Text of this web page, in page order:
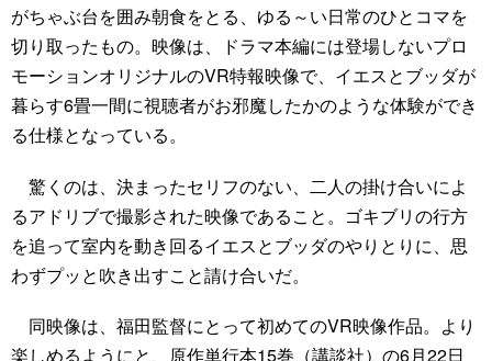
がちゃぶ台を囲み朝食をとる、ゆる～い日常のひとコマを
切り取ったもの。映像は、ドラマ本編には登場しないプロ
モーションオリジナルのVR特報映像で、イエスとブッダが
暮らす6畳一間に視聴者がお邪魔したかのような体験ができ
る仕様となっている。
驚くのは、決まったセリフのない、二人の掛け合いによ
るアドリブで撮影された映像であること。ゴキブリの行方
を追って室内を動き回るイエスとブッダのやりとりに、思
わずプッと吹き出すこと請け合いだ。
同映像は、福田監督にとって初めてのVR映像作品。より
楽しめるようにと、原作単行本15巻（講談社）の6月22日